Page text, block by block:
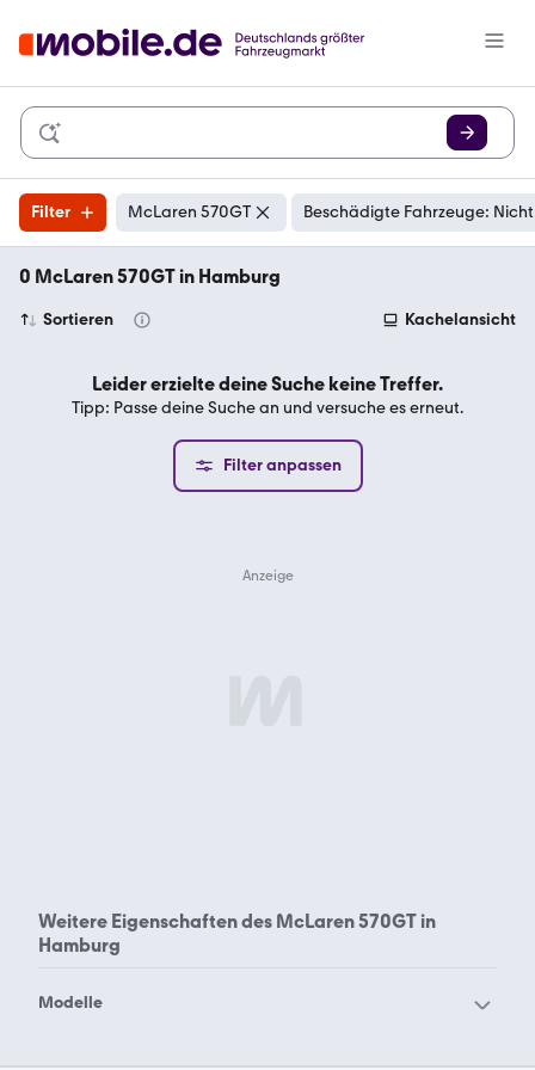
Filter McLaren 570GT Beschädigte Fahrzeuge:
0 McLaren 570GT in Hamburg
Sortieren Kachelansicht
Leider erzielte deine Suche keine Treffer.
Tipp: Passe deine Suche an und versuche es erneut.
Filter anpassen
Weitere Eigenschaften des McLaren 570GT in
Hamburg
Modelle